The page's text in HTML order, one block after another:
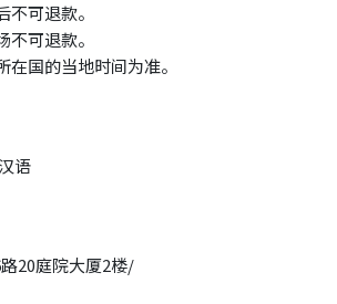
可退款。
可退款。
国的当地时间为准。
语
20庭院大厦2楼/